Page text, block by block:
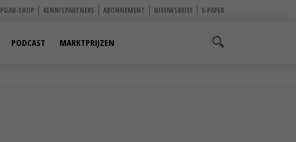
POAH-SHOP KENNISPARTNERS ABONNEMENT NIEUWSBRIEF E-PAPER
PODCAST MARKTPRIJZEN